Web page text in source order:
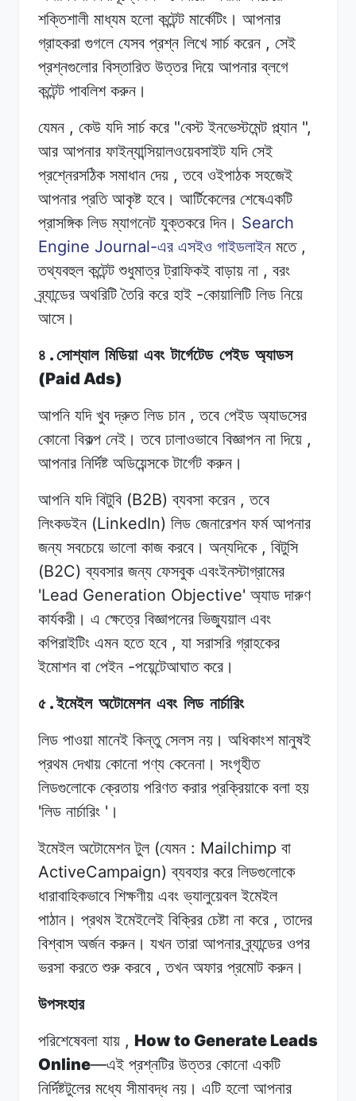
শক্তিশালী মাধ্যম হলো কন্টেন্ট মার্কেটিং। আপনার
গ্রাহকরা গুগলে যেসব প্রশ্ন লিখে সার্চ করেন , সেই
প্রশ্নগুলোর বিস্তারিত উত্তর দিয়ে আপনার ব্লগে
কন্টেন্ট পাবলিশ করুন।
যেমন , কেউ যদি সার্চ করে "বেস্ট ইনভেস্টমেন্ট প্ল্যান ",
আর আপনার ফাইন্যান্সিয়ালওয়েবসাইট যদি সেই
প্রশ্নেরসঠিক সমাধান দেয় ,তবে ওইপাঠক সহজেই
আপনার প্রতি আকৃষ্ট হবে। আর্টিকেলের শেষেএকটি
প্রাসঙ্গিক লিড ম্যাগনেট যুক্তকরে দিন। Search
Engine Journal-এর এসইও গাইডলাইন মতে,
তথ্যবহুল কন্টেন্ট শুধুমাত্র ট্রাফিকই বাড়ায় না , বরং
ব্র্যান্ডের অথরিটি তৈরি করে হাই-কোয়ালিটি লিড নিয়ে
আসে।
৪ .সোশ্যাল মিডিয়া এবং টার্গেটেড পেইড অ্যাডস
(Paid Ads)
আপনি যদি খুব দ্রুত লিড চান ,তবে পেইড অ্যাডসের
কোনো বিকল্প নেই। তবে ঢালাওভাবে বিজ্ঞাপন না দিয়ে ,
আপনার নির্দিষ্ট অডিয়েন্সকে টার্গেট করুন।
আপনি যদি বিটুবি (B2B)ব্যবসা করেন ,তবে
লিংকডইন (LinkedIn) লিড জেনারেশন ফর্ম আপনার
জন্য সবচেয়ে ভালো কাজ করবে। অন্যদিকে, বিটুসি
(B2C)ব্যবসার জন্য ফেসবুক এবংইনস্টাগ্রামের
'Lead Generation Objective' অ্যাড দারুণ
কার্যকরী। এ ক্ষেত্রে বিজ্ঞাপনের ভিজ্যুয়াল এবং
কপিরাইটিং এমন হতে হবে , যা সরাসরি গ্রাহকের
ইমোশন বা পেইন -পয়েন্টেআঘাত করে।
৫ .ইমেইল অটোমেশন এবং লিড নার্চারিং
লিড পাওয়া মানেই কিন্তু সেলস নয়। অধিকাংশ মানুষই
প্রথম দেখায় কোনো পণ্য কেনেনা। সংগৃহীত
লিডগুলোকে ক্রেতায় পরিণত করার প্রক্রিয়াকে বলা হয়
'লিড নার্চারিং ' ।
ইমেইল অটোমেশন টুল(যেমন : Mailchimp বা
ActiveCampaign)ব্যবহার করে লিডগুলোকে
ধারাবাহিকভাবে শিক্ষণীয় এবং ভ্যালুয়েবল ইমেইল
পাঠান। প্রথম ইমেইলেই বিক্রির চেষ্টা না করে ,তাদের
বিশ্বাস অর্জন করুন। যখন তারা আপনার ব্র্যান্ডের ওপর
ভরসা করতে শুরু করবে ,তখন অফার প্রমোট করুন।
উপসংহার
পরিশেষেবলা যায় , How to Generate Leads
Online—এই প্রশ্নটির উত্তর কোনো একটি
নির্দিষ্টটুলের মধ্যে সীমাবদ্ধ নয়। এটি হলো আপনার